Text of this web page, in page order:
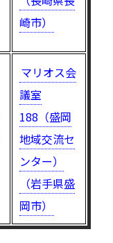
崎市）
マリオス会
議室
188（盛岡
地域交流セ
ンター）
（岩手県盛
岡市）